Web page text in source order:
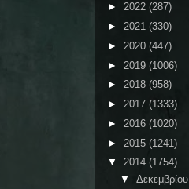
► 2022 (287)
► 2021 (330)
► 2020 (447)
► 2019 (1006)
► 2018 (958)
► 2017 (1333)
► 2016 (1020)
► 2015 (1241)
▼ 2014 (1754)
▼ Δεκεμβρίου